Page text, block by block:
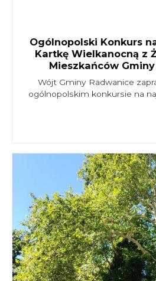
Ogólnopolski Konkurs
Kartkę Wielkanocną z
Mieszkańców
Wójt Gminy Radwanice
ogólnopolskim konkursie na